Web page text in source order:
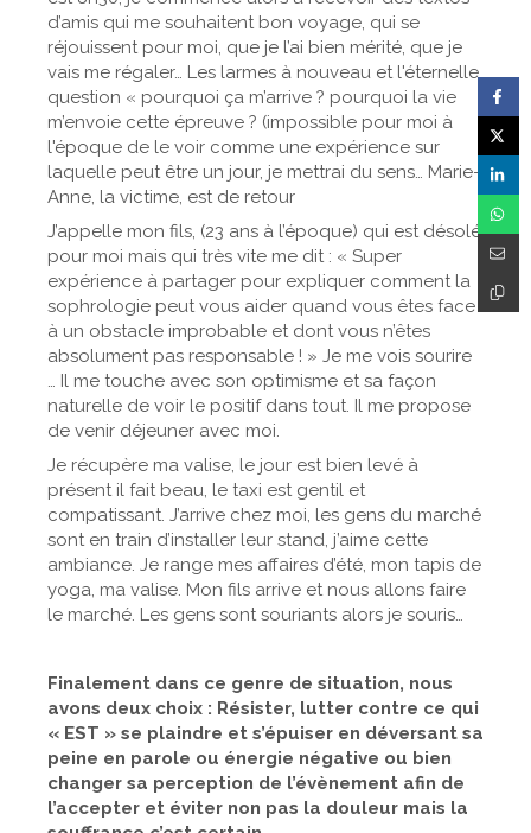
d’amis qui me souhaitent bon voyage, qui se
réjouissent pour moi, que je l’ai bien mérité, que je
vais me régaler… Les larmes à nouveau et l'éternelle
question « pourquoi ça m’arrive ? pourquoi la vie
m’envoie cette épreuve ? (impossible pour moi à
l'époque de le voir comme une expérience sur
laquelle peut être un jour, je mettrai du sens… Marie-
Anne, la victime, est de retour
J’appelle mon fils, (23 ans à l’époque) qui est désolé
pour moi mais qui très vite me dit : « Super
expérience à partager pour expliquer comment la
sophrologie peut vous aider quand vous êtes face
à un obstacle improbable et dont vous n’êtes
absolument pas responsable ! » Je me vois sourire
… Il me touche avec son optimisme et sa façon
naturelle de voir le positif dans tout. Il me propose
de venir déjeuner avec moi.
Je récupère ma valise, le jour est bien levé à
présent il fait beau, le taxi est gentil et
compatissant. J’arrive chez moi, les gens du marché
sont en train d’installer leur stand, j’aime cette
ambiance. Je range mes affaires d’été, mon tapis de
yoga, ma valise. Mon fils arrive et nous allons faire
le marché. Les gens sont souriants alors je souris…
Finalement dans ce genre de situation, nous
avons deux choix : Résister, lutter contre ce qui
« EST » se plaindre et s’épuiser en déversant sa
peine en parole ou énergie négative ou bien
changer sa perception de l’évènement afin de
l’accepter et éviter non pas la douleur mais la